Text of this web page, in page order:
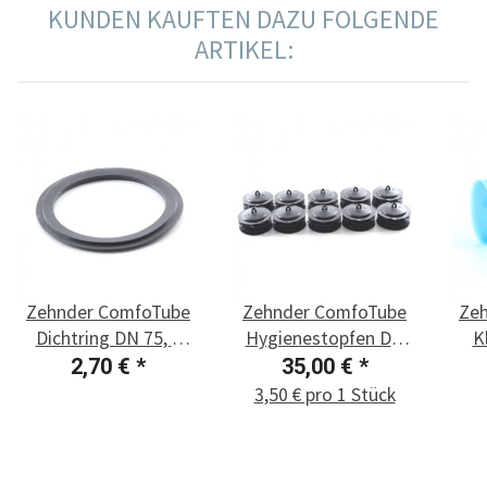
KUNDEN KAUFTEN DAZU FOLGENDE
ARTIKEL:
Zehnder ComfoTube
Dichtring DN 75, 1
Stück
2,70 € *
Zehnder ComfoTube
Hygienestopfen DN
75, 10 Stück
35,00 € *
3,50 € pro 1 Stück